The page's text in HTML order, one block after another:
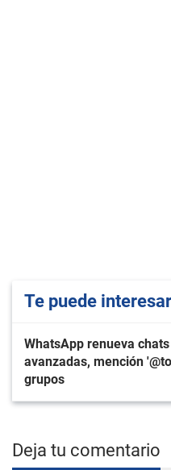
Te puede interesar
WhatsApp renueva
avanzadas, mención
grupos
Deja tu comentario